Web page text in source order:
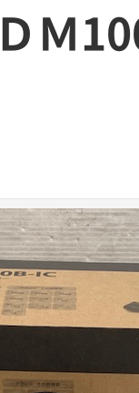
Ｍ